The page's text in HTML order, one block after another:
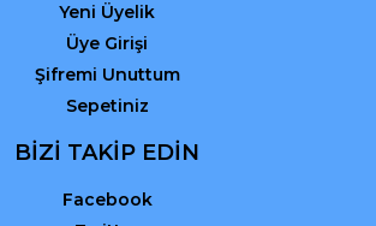
Yeni Üyelik
Üye Girişi
Şifremi Unuttum
Sepetiniz
BİZİ TAKİP EDİN
Facebook